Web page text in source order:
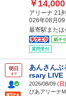
￥14,000
アリーナ 21
026年08月
最寄駅また
紙チ
質問受付
明日
まで
あんさん
rsary LIVE
2026/08/09 (日
ぴあアリーナ